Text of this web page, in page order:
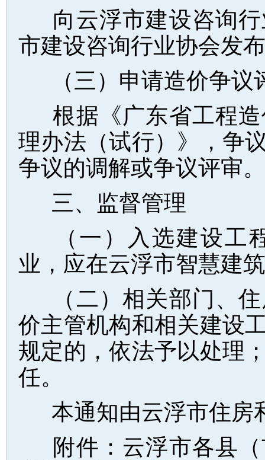
向云浮市建设咨询
市建设咨询行业协会发
（三）申请造价争议
根据《广东省工程
理办法（试行）》，争
争议的调解或争议评审。
三、监督管理
（一）入选建设
业，应在云浮市智慧建
（二）相关部门、
价主管机构和相关建设
规定的，依法予以处理
任。
本通知由云浮市住房
附件：云浮市各县